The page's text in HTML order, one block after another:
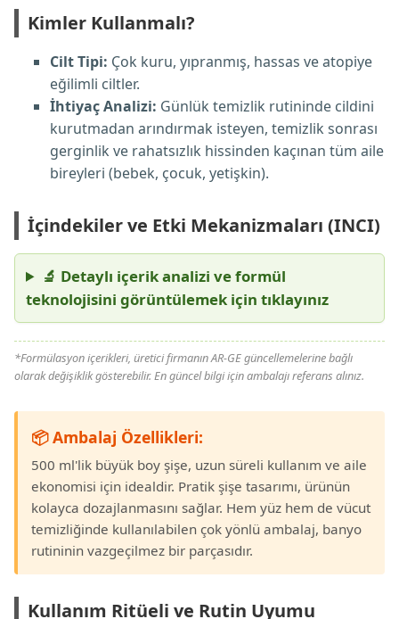
Kimler Kullanmalı?
Cilt Tipi: Çok kuru, yıpranmış, hassas ve atopiye
eğilimli ciltler.
İhtiyaç Analizi: Günlük temizlik rutininde cildini
kurutmadan arındırmak isteyen, temizlik sonrası
gerginlik ve rahatsızlık hissinden kaçınan tüm aile
bireyleri (bebek, çocuk, yetişkin).
İçindekiler ve Etki Mekanizmaları (INCI)
🔬 Detaylı içerik analizi ve formül
teknolojisini görüntülemek için tıklayınız
*Formülasyon içerikleri, üretici firmanın AR-GE güncellemelerine bağlı
olarak değişiklik gösterebilir. En güncel bilgi için ambalajı referans alınız.
📦 Ambalaj Özellikleri:
500 ml'lik büyük boy şişe, uzun süreli kullanım ve aile
ekonomisi için idealdir. Pratik şişe tasarımı, ürünün
kolayca dozajlanmasını sağlar. Hem yüz hem de vücut
temizliğinde kullanılabilen çok yönlü ambalaj, banyo
rutininin vazgeçilmez bir parçasıdır.
Kullanım Ritüeli ve Rutin Uyumu